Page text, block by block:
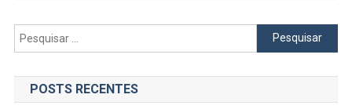
Pesquisar
por:
POSTS RECENTES